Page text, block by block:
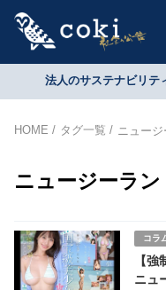
法人のサステナビリテ
HOME タグ一覧 ニュー
ニュージーラン
コラ
【
ニュ